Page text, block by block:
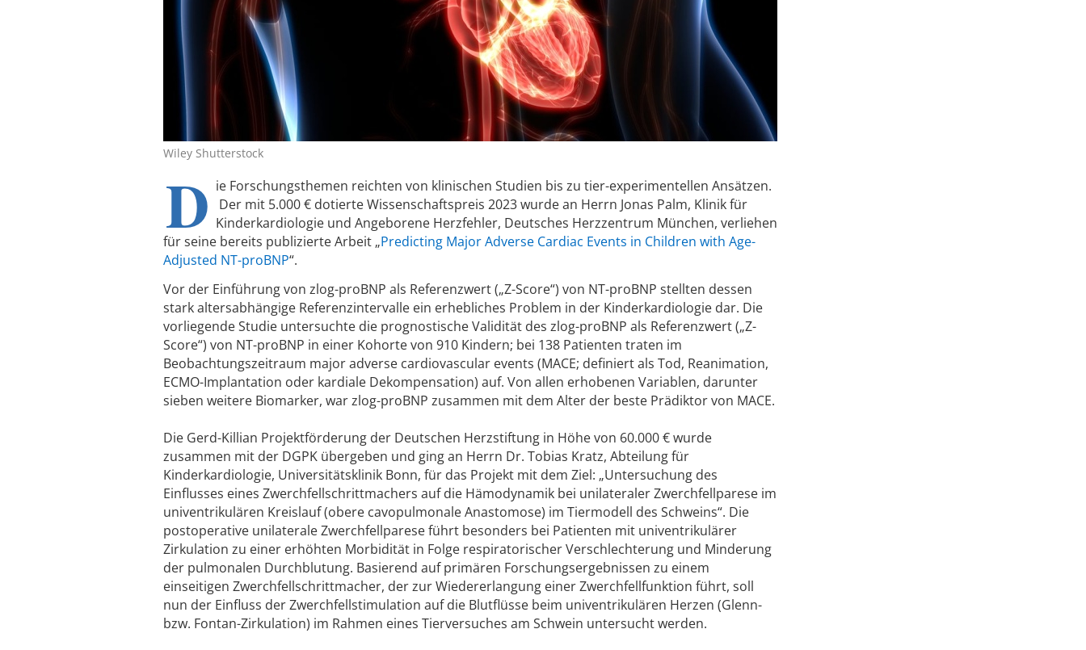
Wiley Shutterstock
D ie Forschungsthemen reichten von klinischen Studien bis zu tier-experimentellen Ansätzen.
Der mit 5.000 € dotierte Wissenschaftspreis 2023 wurde an Herrn Jonas Palm, Klinik für
Kinderkardiologie und Angeborene Herzfehler, Deutsches Herzzentrum München, verliehen
für seine bereits publizierte Arbeit „Predicting Major Adverse Cardiac Events in Children with Age-
Adjusted NT-proBNP“.
Vor der Einführung von zlog-proBNP als Referenzwert („Z-Score“) von NT-proBNP stellten dessen
stark altersabhängige Referenzintervalle ein erhebliches Problem in der Kinderkardiologie dar. Die
vorliegende Studie untersuchte die prognostische Validität des zlog-proBNP als Referenzwert („Z-
Score“) von NT-proBNP in einer Kohorte von 910 Kindern; bei 138 Patienten traten im
Beobachtungszeitraum major adverse cardiovascular events (MACE; definiert als Tod, Reanimation,
ECMO-Implantation oder kardiale Dekompensation) auf. Von allen erhobenen Variablen, darunter
sieben weitere Biomarker, war zlog-proBNP zusammen mit dem Alter der beste Prädiktor von MACE.
Die Gerd-Killian Projektförderung der Deutschen Herzstiftung in Höhe von 60.000 € wurde
zusammen mit der DGPK übergeben und ging an Herrn Dr. Tobias Kratz, Abteilung für
Kinderkardiologie, Universitätsklinik Bonn, für das Projekt mit dem Ziel: „Untersuchung des
Einflusses eines Zwerchfellschrittmachers auf die Hämodynamik bei unilateraler Zwerchfellparese im
univentrikulären Kreislauf (obere cavopulmonale Anastomose) im Tiermodell des Schweins“. Die
postoperative unilaterale Zwerchfellparese führt besonders bei Patienten mit univentrikulärer
Zirkulation zu einer erhöhten Morbidität in Folge respiratorischer Verschlechterung und Minderung
der pulmonalen Durchblutung. Basierend auf primären Forschungsergebnissen zu einem
einseitigen Zwerchfellschrittmacher, der zur Wiedererlangung einer Zwerchfellfunktion führt, soll
nun der Einfluss der Zwerchfellstimulation auf die Blutflüsse beim univentrikulären Herzen (Glenn-
bzw. Fontan-Zirkulation) im Rahmen eines Tierversuches am Schwein untersucht werden.